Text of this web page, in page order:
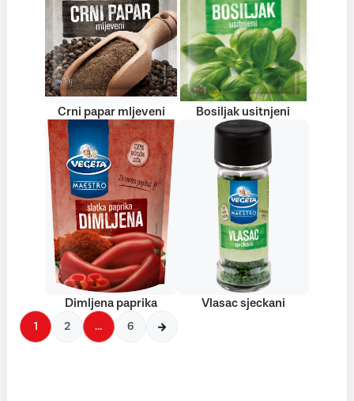
Crni papar mljeveni Bosiljak usitnjeni
Dimljena paprika Vlasac sjeckani
1 2 … 6